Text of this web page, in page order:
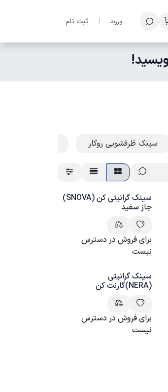
ورود | ثبت نام
سینک ظرفشویی روکار
سینک گرانیتی کن (SNOVA)
جاز سفید
برای فروش در دسترس
نیست
سینک گرانیتی
(NERA)گارنت کن
برای فروش در دسترس
نیست